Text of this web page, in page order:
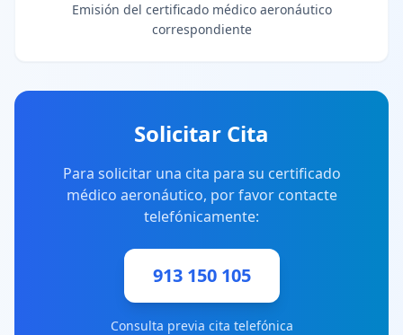
Emisión del certificado médico aeronáutico
correspondiente
Solicitar Cita
Para solicitar una cita para su certificado
médico aeronáutico, por favor contacte
telefónicamente:
913 150 105
Consulta previa cita telefónica